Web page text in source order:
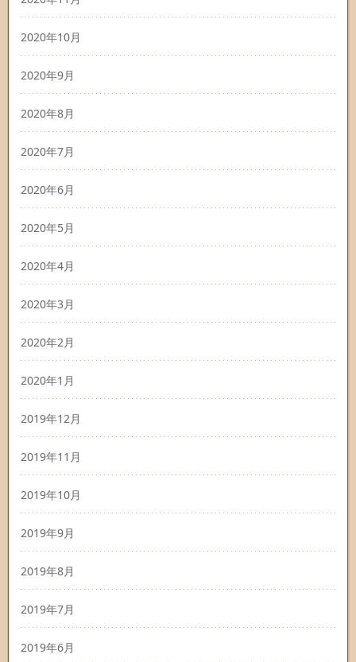
2020年10月
2020年9月
2020年8月
2020年7月
2020年6月
2020年5月
2020年4月
2020年3月
2020年2月
2020年1月
2019年12月
2019年11月
2019年10月
2019年9月
2019年8月
2019年7月
2019年6月